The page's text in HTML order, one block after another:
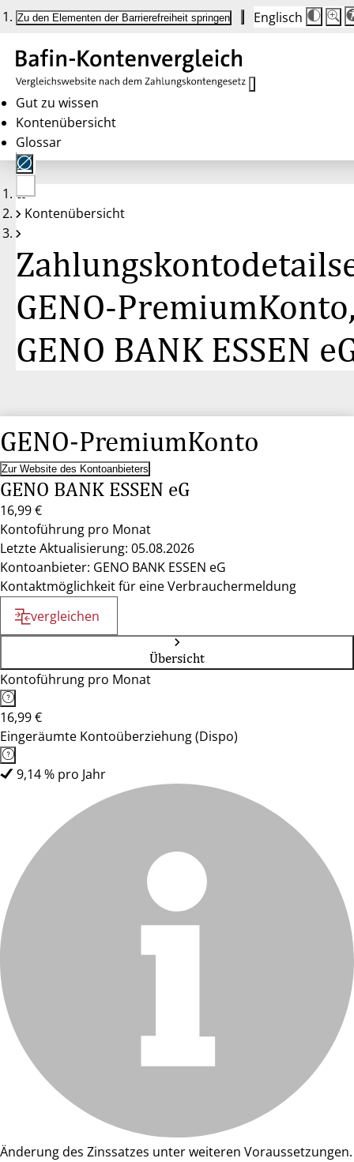
Zu den Elementen der Barrierefreiheit springen Englisch
Die
auf
100
100
Gut zu wissen
Kontenübersicht
Glossar
Keine
Konten
Kontenübersicht
GENO-
GENO BANK ESSEN
GENO-PremiumKonto
Zur Website des Kontoanbieters
GENO BANK ESSEN eG
16,99 €
Kontoführung pro Monat
Letzte Aktualisierung: 05.08.2026
Kontoanbieter: GENO BANK ESSEN eG
Kontaktmöglichkeit für eine Verbrauchermeldung
vergleichen
Übersicht
Kontoführung pro Monat
16,99 €
Eingeräumte Kontoüberziehung (Dispo)
9,14 % pro Jahr
Änderung des Zinssatzes unter weiteren Voraussetzungen.